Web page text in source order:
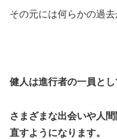
その元には何らかの過去
健人は進行者の一員とし
さまざまな出会いや人
直すようになります。